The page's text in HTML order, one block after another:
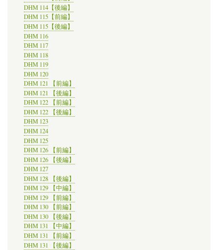
DHM 114【後編】
DHM 115【前編】
DHM 115【後編】
DHM 116
DHM 117
DHM 118
DHM 119
DHM 120
DHM 121 【前編】
DHM 121 【後編】
DHM 122 【前編】
DHM 122 【後編】
DHM 123
DHM 124
DHM 125
DHM 126 【前編】
DHM 126 【後編】
DHM 127
DHM 128 【後編】
DHM 129 【中編】
DHM 129 【前編】
DHM 130 【前編】
DHM 130 【後編】
DHM 131 【中編】
DHM 131 【前編】
DHM 131 【後編】